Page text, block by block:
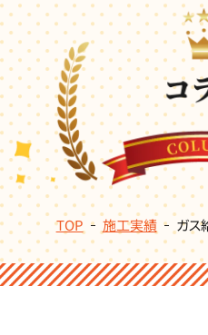
TOP 施工実績 ガ